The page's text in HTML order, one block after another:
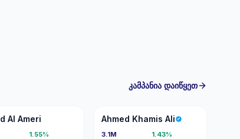
კამპანია დაიწყეთ
Al Ameri
1.55%
AK
Ahmed Khamis Ali
3.1M
1.43%